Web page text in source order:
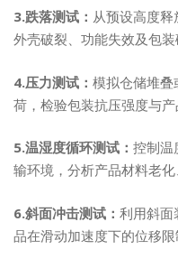
3.跌落测试： 从预设高度
外壳破裂、功能失效及包装
4.压力测试： 模拟仓储堆叠
荷，检验包装抗压强度与产
5.温湿度循环测试： 控制温
输环境，分析产品材料老化
6.斜面冲击测试： 利用斜面
品在滑动加速度下的位移限